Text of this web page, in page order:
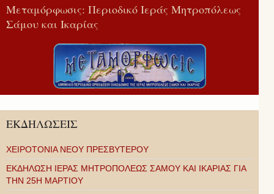
Μεταμόρφωσις: Περιοδικό Ιεράς Μητροπόλεως
Σάμου και Ικαρίας
ΕΚΔΗΛΩΣΕΙΣ
ΧΕΙΡΟΤΟΝΙΑ ΝΕΟΥ ΠΡΕΣΒΥΤΕΡΟΥ
ΕΚΔΗΛΩΣΗ ΙΕΡΑΣ ΜΗΤΡΟΠΟΛΕΩΣ ΣΑΜΟΥ ΚΑΙ ΙΚΑΡΙΑΣ ΓΙΑ
ΤΗΝ 25Η ΜΑΡΤΙΟΥ